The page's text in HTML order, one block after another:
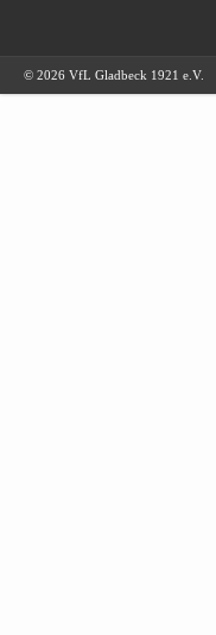
© 2026 VfL Gladbeck 1921 e.V.